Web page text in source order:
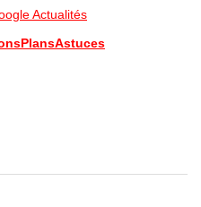
Actualités